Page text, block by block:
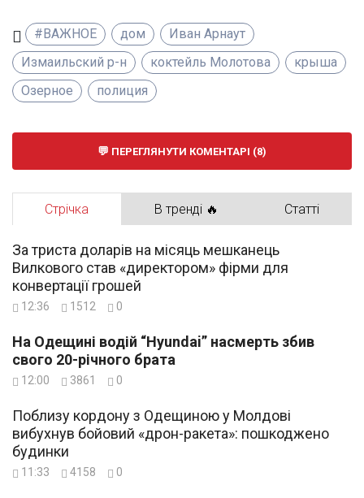
#ВАЖНОЕ дом
Иван Арнаут
Измаильский р-н
коктейль Молотова
крыша
Озерное
полиция
ПЕРЕГЛЯНУТИ КОМЕНТАРІ (8)
Стрічка В тренді 🔥 Статті
За триста доларів на місяць мешканець
Вилкового став «директором» фірми для
конвертації грошей
12:36 1512 0
На Одещині водій “Hyundai” насмерть збив
свого 20-річного брата
12:00 3861 0
Поблизу кордону з Одещиною у Молдові
вибухнув бойовий «дрон-ракета»: пошкоджено
будинки
11:33 4158 0